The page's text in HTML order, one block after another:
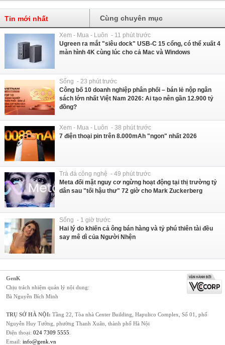
Tin mới nhất Cùng chuyên mục
Xem - Mua - Luôn - 11 phút trước
Ugreen ra mắt "siêu dock" USB-C 15 cổng, có thể xuất 4
màn hình 4K cùng lúc cho cả Mac và Windows
Sống - 23 phút trước
Công bố 10 doanh nghiệp phân phối – bán lẻ nộp ngân
sách lớn nhất Việt Nam 2026: Ai tạo nên gần 12.900 tỷ
đồng?
Xem - Mua - Luôn - 38 phút trước
7 điện thoại pin trên 8.000mAh "ngon" nhất 2026
Trà đá công nghệ - 49 phút trước
Meta đối mặt nguy cơ ngừng hoạt động tại thị trường tỷ
dân sau "tối hậu thư" 72 giờ cho Mark Zuckerberg
Sống - 1 giờ trước
Hai lý do khiến cả ông bán hàng và tỷ phú thiên tài đều
say mê dì của Người Nhện
GenK
Chịu trách nhiệm quản lý nội dung:
Bà Nguyễn Bích Minh
TRỤ SỞ HÀ NỘI: Tầng 22, Tòa nhà Center Building, Hapulico Complex, Số 01, phố
Nguyễn Huy Tưởng, phường Thanh Xuân, thành phố Hà Nội
Điện thoại: 024 7309 5555
Email: info@genk.vn